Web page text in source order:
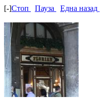
[-]Стоп Пауза Една назад